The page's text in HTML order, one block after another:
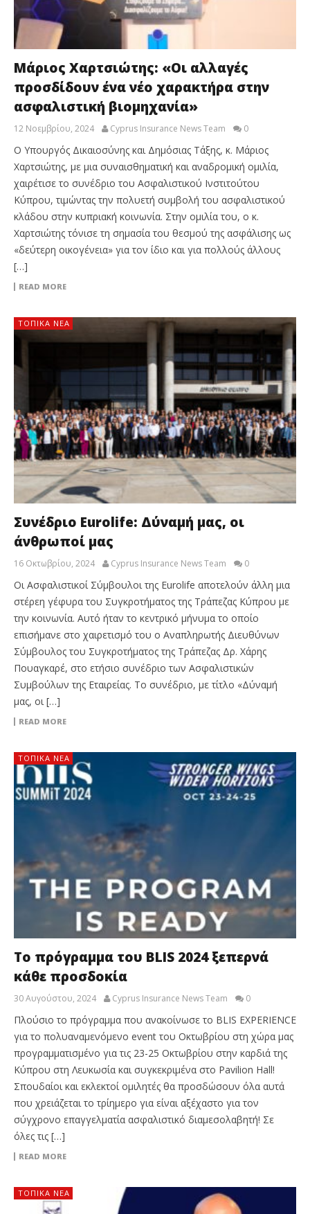
Μάριος Χαρτσιώτης: «Οι αλλαγές
προσδίδουν ένα νέο χαρακτήρα στην
ασφαλιστική βιομηχανία»
12 Νοεμβρίου, 2024 Cyprus Insurance News Team 0
Ο Υπουργός Δικαιοσύνης και Δημόσιας Τάξης, κ. Μάριος
Χαρτσιώτης, με μια συναισθηματική και αναδρομική ομιλία,
χαιρέτισε το συνέδριο του Ασφαλιστικού Ινστιτούτου
Κύπρου, τιμώντας την πολυετή συμβολή του ασφαλιστικού
κλάδου στην κυπριακή κοινωνία. Στην ομιλία του, ο κ.
Χαρτσιώτης τόνισε τη σημασία του θεσμού της ασφάλισης ως
«δεύτερη οικογένεια» για τον ίδιο και για πολλούς άλλους
[…]
READ MORE
ΤΟΠΙΚΑ ΝΕΑ
Συνέδριο Eurolife: Δύναμή μας, οι
άνθρωποί μας
16 Οκτωβρίου, 2024 Cyprus Insurance News Team 0
Οι Ασφαλιστικοί Σύμβουλοι της Eurolife αποτελούν άλλη μια
στέρεη γέφυρα του Συγκροτήματος της Τράπεζας Κύπρου με
την κοινωνία. Αυτό ήταν το κεντρικό μήνυμα το οποίο
επισήμανε στο χαιρετισμό του ο Αναπληρωτής Διευθύνων
Σύμβουλος του Συγκροτήματος της Τράπεζας Δρ. Χάρης
Πουαγκαρέ, στο ετήσιο συνέδριο των Ασφαλιστικών
Συμβούλων της Εταιρείας. Το συνέδριο, με τίτλο «Δύναμή
μας, οι […]
READ MORE
ΤΟΠΙΚΑ ΝΕΑ
Το πρόγραμμα του BLIS 2024 ξεπερνά
κάθε προσδοκία
30 Αυγούστου, 2024 Cyprus Insurance News Team 0
Πλούσιο το πρόγραμμα που ανακοίνωσε το BLIS EXPERIENCE
για το πολυαναμενόμενο event του Οκτωβρίου στη χώρα μας
προγραμματισμένο για τις 23-25 Οκτωβρίου στην καρδιά της
Κύπρου στη Λευκωσία και συγκεκριμένα στο Pavilion Hall!
Σπουδαίοι και εκλεκτοί ομιλητές θα προσδώσουν όλα αυτά
που χρειάζεται το τρίημερο για είναι αξέχαστο για τον
σύγχρονο επαγγελματία ασφαλιστικό διαμεσολαβητή! Σε
όλες τις […]
READ MORE
ΤΟΠΙΚΑ ΝΕΑ